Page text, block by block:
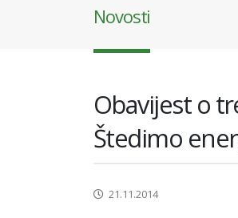
Novosti
Obavijest o
Štedimo
21.11.2014